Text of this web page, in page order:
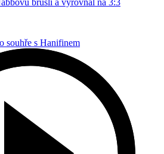
brusli a vyrovnal na 3:3